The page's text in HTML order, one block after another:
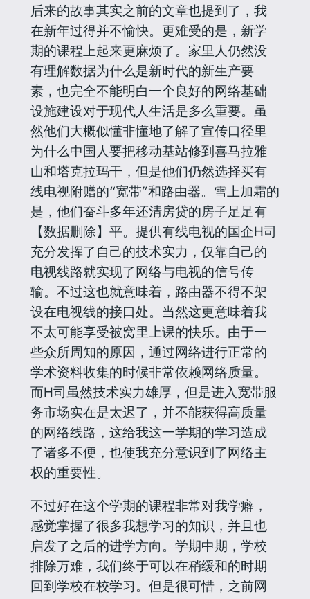
后来的故事其实之前的文章也提到了，我
在新年过得并不愉快。更难受的是，新学
期的课程上起来更麻烦了。家里人仍然没
有理解数据为什么是新时代的新生产要
素，也完全不能明白一个良好的网络基础
设施建设对于现代人生活是多么重要。虽
然他们大概似懂非懂地了解了宣传口径里
为什么中国人要把移动基站修到喜马拉雅
山和塔克拉玛干，但是他们仍然选择买有
线电视附赠的“宽带”和路由器。雪上加霜的
是，他们奋斗多年还清房贷的房子足足有
【数据删除】平。提供有线电视的国企H司
充分发挥了自己的技术实力，仅靠自己的
电视线路就实现了网络与电视的信号传
输。不过这也就意味着，路由器不得不架
设在电视线的接口处。当然这更意味着我
不太可能享受被窝里上课的快乐。由于一
些众所周知的原因，通过网络进行正常的
学术资料收集的时候非常依赖网络质量。
而H司虽然技术实力雄厚，但是进入宽带服
务市场实在是太迟了，并不能获得高质量
的网络线路，这给我这一学期的学习造成
了诸多不便，也使我充分意识到了网络主
权的重要性。
不过好在这个学期的课程非常对我学癖，
感觉掌握了很多我想学习的知识，并且也
启发了之后的进学方向。学期中期，学校
排除万难，我们终于可以在稍缓和的时期
回到学校在校学习。但是很可惜，之前网